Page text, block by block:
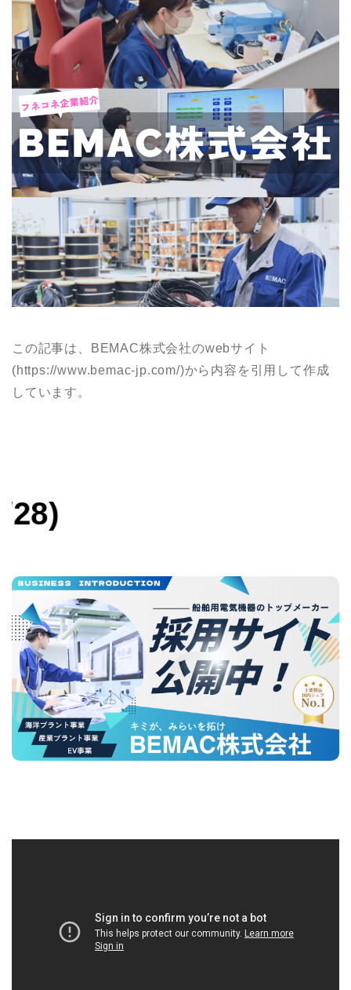
この記事は、BEMAC株式会社のwebサイト
(https://www.bemac-jp.com/)から内容を引用して作成
しています。